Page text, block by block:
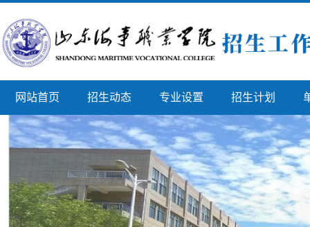
网站首页 招生动态 专业设置 招生计划